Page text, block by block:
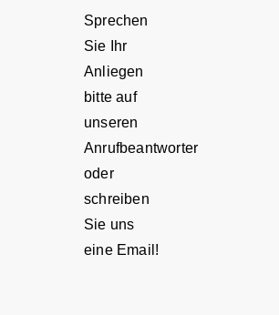
Sprechen
Sie Ihr
Anliegen
bitte auf
unseren
Anrufbeantworter
oder
schreiben
Sie uns
eine Email!